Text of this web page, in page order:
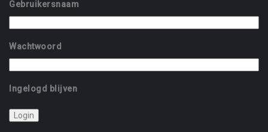
Gebruikersnaam
Wachtwoord
Ingelogd blijven